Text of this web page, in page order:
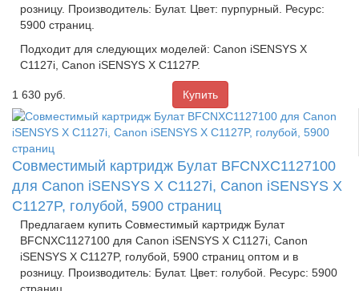
розницу. Производитель: Булат. Цвет: пурпурный. Ресурс:
5900 страниц.
Подходит для следующих моделей: Canon iSENSYS X
C1127i, Canon iSENSYS X C1127P.
1 630 руб.
Совместимый картридж Булат BFCNXC1127100
для Canon iSENSYS X C1127i, Canon iSENSYS X
C1127P, голубой, 5900 страниц
Предлагаем купить Совместимый картридж Булат
BFCNXC1127100 для Canon iSENSYS X C1127i, Canon
iSENSYS X C1127P, голубой, 5900 страниц оптом и в
розницу. Производитель: Булат. Цвет: голубой. Ресурс: 5900